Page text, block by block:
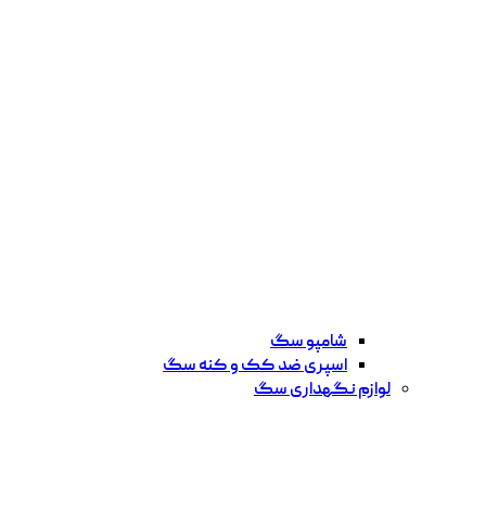
شامپو سگ
اسپری ضد کک و کنه سگ
لوازم نگهداری سگ